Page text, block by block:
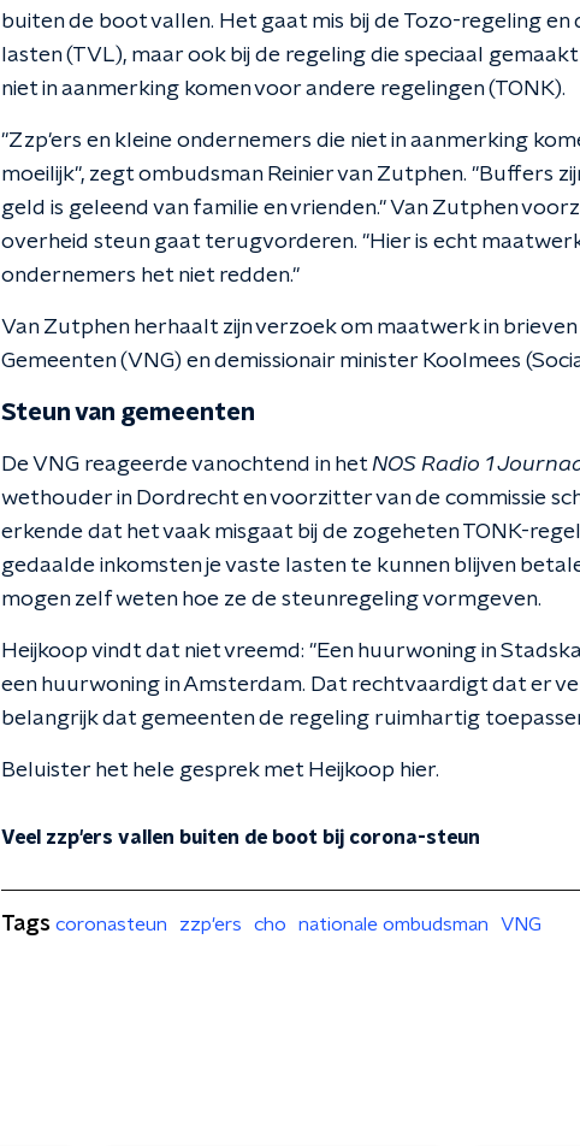
buiten de boot vallen. Het gaat mis bij de Tozo-regeling
lasten (TVL), maar ook bij de regeling die speciaal
niet in aanmerking komen voor andere regelingen (TONK).
"Zzp'ers en kleine ondernemers die niet in aanmerking
moeilijk", zegt ombudsman Reinier van Zutphen. "Buffers
geld is geleend van familie en vrienden." Van Zutphen
overheid steun gaat terugvorderen. "Hier is echt
ondernemers het niet redden."
Van Zutphen herhaalt zijn verzoek om maatwerk in
Gemeenten (VNG) en demissionair minister Koolmees
Steun van gemeenten
De VNG reageerde vanochtend in het NOS Radio 1
wethouder in Dordrecht en voorzitter van de commissie
erkende dat het vaak misgaat bij de zogeheten TONK-
gedaalde inkomsten je vaste lasten te kunnen blijven
mogen zelf weten hoe ze de steunregeling vormgeven.
Heijkoop vindt dat niet vreemd: "Een huurwoning in
een huurwoning in Amsterdam. Dat rechtvaardigt dat er
belangrijk dat gemeenten de regeling ruimhartig
Beluister het hele gesprek met Heijkoop hier.
Veel zzp'ers vallen buiten de boot bij corona-steun
Tags coronasteun zzp'ers cho nationale ombudsman VNG